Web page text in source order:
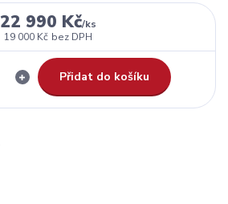
22 990 Kč/ks
19 000 Kč bez DPH
Přidat do košíku